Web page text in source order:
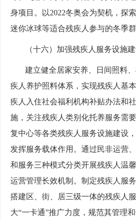
身项目。以2022冬奥会为契机，探
迷你冰球等适合残疾人参与的冬季群
（十六）加强残疾人服务设施
建立健全居家安养、日间照料
疾人养护照料体系，实现残疾人基
疾人入住社会福利机构补贴办法和
施，关注残疾人类别化托养服务需
复中心等各类残疾人服务设施建设
发挥服务载体作用。通过民非运营
和服务三种模式分类开展残疾人温
运营管理长效机制。制定残疾人服
搭建区、街、居三级一体的残疾人
大“一卡通”推广力度，规范其管理和